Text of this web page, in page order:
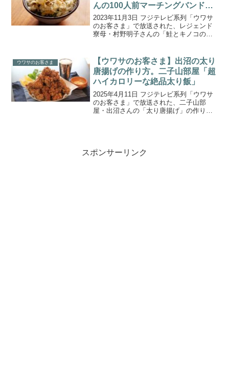
んの100人前マーチングバンド金
賞飯。
2023年11月3日 フジテレビ系列「ウワサ
のお客さま」で放送された、レジェンド
寮母・村野明子さんの「鮭とキノコのま
母・村野明子さんの豪快100人前クッキン
グ企画...
ウワサのお客さま
【ウワサのお客さま】出沼の太り
唐揚げの作り方。二子山部屋「超
ハイカロリーな絶品太り飯」
2025年4月11日 フジテレビ系列「ウワサ
のお客さま」で放送された、二子山部
屋・出沼さんの「太り唐揚げ」の作り方
スポンサーリンク